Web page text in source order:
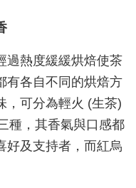
過熱度緩緩烘焙使茶
有各自不同的烘焙方
，可分為輕火 (生茶)
種，其香氣與口感都
好及支持者，而紅烏